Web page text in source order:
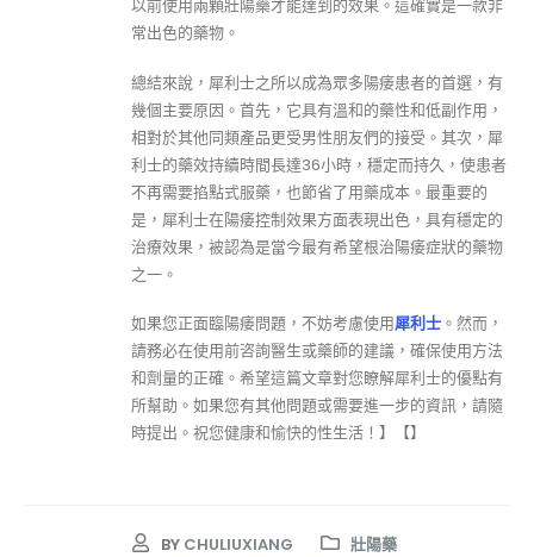
以前使用兩顆壯陽藥才能達到的效果。這確實是一款非
常出色的藥物。
總結來說，犀利士之所以成為眾多陽痿患者的首選，有
幾個主要原因。首先，它具有溫和的藥性和低副作用，
相對於其他同類產品更受男性朋友們的接受。其次，犀
利士的藥效持續時間長達36小時，穩定而持久，使患者
不再需要掐點式服藥，也節省了用藥成本。最重要的
是，犀利士在陽痿控制效果方面表現出色，具有穩定的
治療效果，被認為是當今最有希望根治陽痿症狀的藥物
之一。
如果您正面臨陽痿問題，不妨考慮使用犀利士 。然而，
請務必在使用前咨詢醫生或藥師的建議，確保使用方法
和劑量的正確。希望這篇文章對您瞭解犀利士的優點有
所幫助。如果您有其他問題或需要進一步的資訊，請隨
時提出。祝您健康和愉快的性生活！】【】
BY CHULIUXIANG
壯陽藥